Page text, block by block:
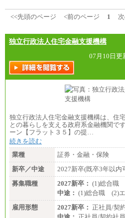
<<先頭のページ
<前のページ 1
独立行政法人住宅金融支援機構
07月10日
独立行政法人住宅金融支援機構は、住
との暮らしを支える政府系金融機関で
ーン【フラット３５】の提…
続きを読む
業種
証券・金融・保険
新卒／中途
2027新卒(既卒3年以内
募集職種
2027新卒： (1)総合
中途： (1)総合職 (2)
雇用形態
2027新卒： 正社員/契